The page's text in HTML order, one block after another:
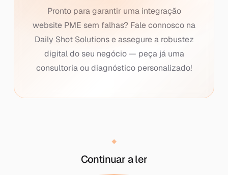
Pronto para garantir uma integração
website PME sem falhas? Fale connosco na
Daily Shot Solutions e assegure a robustez
digital do seu negócio — peça já uma
consultoria ou diagnóstico personalizado!
Continuar a ler